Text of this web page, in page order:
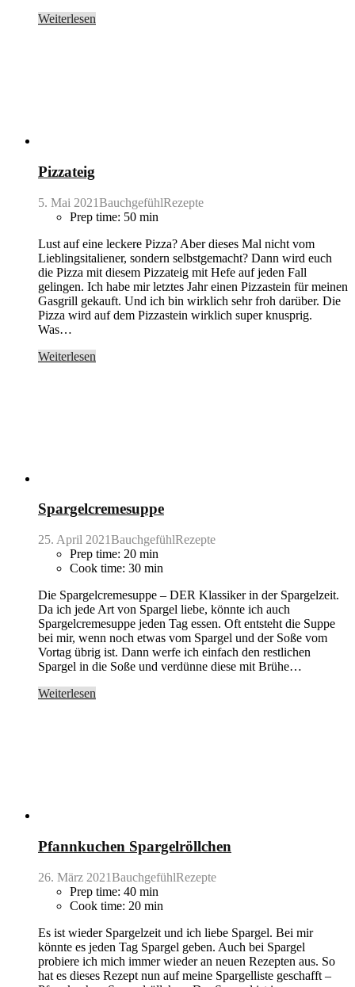
Weiterlesen
Pizzateig
5. Mai 2021BauchgefühlRezepte
Prep time: 50 min
Lust auf eine leckere Pizza? Aber dieses Mal nicht vom
Lieblingsitaliener, sondern selbstgemacht? Dann wird euch
die Pizza mit diesem Pizzateig mit Hefe auf jeden Fall
gelingen. Ich habe mir letztes Jahr einen Pizzastein für meinen
Gasgrill gekauft. Und ich bin wirklich sehr froh darüber. Die
Pizza wird auf dem Pizzastein wirklich super knusprig.
Was…
Weiterlesen
Spargelcremesuppe
25. April 2021BauchgefühlRezepte
Prep time: 20 min
Cook time: 30 min
Die Spargelcremesuppe – DER Klassiker in der Spargelzeit.
Da ich jede Art von Spargel liebe, könnte ich auch
Spargelcremesuppe jeden Tag essen. Oft entsteht die Suppe
bei mir, wenn noch etwas vom Spargel und der Soße vom
Vortag übrig ist. Dann werfe ich einfach den restlichen
Spargel in die Soße und verdünne diese mit Brühe…
Weiterlesen
Pfannkuchen Spargelröllchen
26. März 2021BauchgefühlRezepte
Prep time: 40 min
Cook time: 20 min
Es ist wieder Spargelzeit und ich liebe Spargel. Bei mir
könnte es jeden Tag Spargel geben. Auch bei Spargel
probiere ich mich immer wieder an neuen Rezepten aus. So
hat es dieses Rezept nun auf meine Spargelliste geschafft –